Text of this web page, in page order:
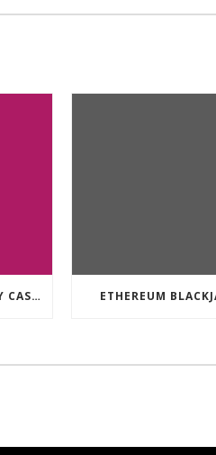
FUTURE CRYPTOCURRENCY CASINO GAMES ETHEREUM